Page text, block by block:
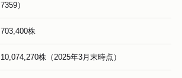
7359）
703,400株
10,074,270株（2025年3月末時点）